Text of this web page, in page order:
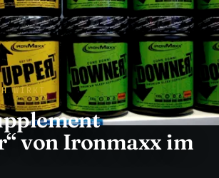
WIRKT
von Ironmaxx im